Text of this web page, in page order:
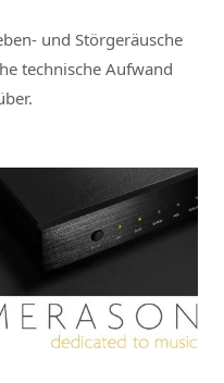
und Störgeräusche
technische Aufwand